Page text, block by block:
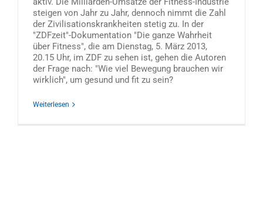
steigen von Jahr zu Jahr, dennoch nimmt die Zahl
der Zivilisationskrankheiten stetig zu. In der
"ZDFzeit"-Dokumentation "Die ganze Wahrheit
über Fitness", die am Dienstag, 5. März 2013,
20.15 Uhr, im ZDF zu sehen ist, gehen die Autoren
der Frage nach: "Wie viel Bewegung brauchen wir
wirklich", um gesund und fit zu sein?
Weiterlesen